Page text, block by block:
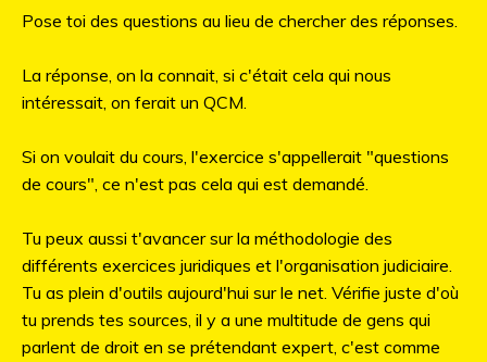
Pose toi des questions au lieu de chercher des réponses.
La réponse, on la connait, si c'était cela qui nous
intéressait, on ferait un QCM.
Si on voulait du cours, l'exercice s'appellerait "questions
de cours", ce n'est pas cela qui est demandé.
Tu peux aussi t'avancer sur la méthodologie des
différents exercices juridiques et l'organisation judiciaire.
Tu as plein d'outils aujourd'hui sur le net. Vérifie juste d'où
tu prends tes sources, il y a une multitude de gens qui
parlent de droit en se prétendant expert, c'est comme